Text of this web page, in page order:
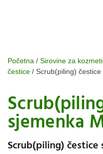
Početna / Sirovine za
čestice / Scrub(piling)
sjemenka
Scrub(piling) čestice